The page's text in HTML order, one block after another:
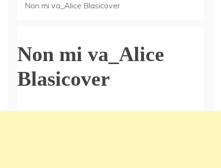
Non mi va_Alice Blasicover
Non mi va_Alice
Blasicover